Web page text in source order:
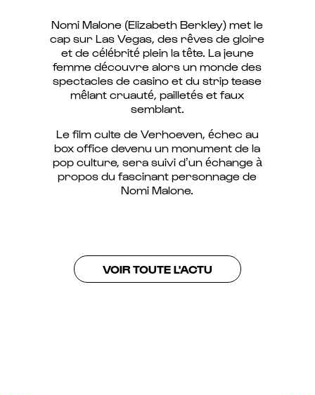
Nomi Malone (Elizabeth Berkley) met le
cap sur Las Vegas, des rêves de gloire
et de célébrité plein la tête. La jeune
femme découvre alors un monde des
spectacles de casino et du strip tease
mêlant cruauté, pailletés et faux
semblant.
Le film culte de Verhoeven, échec au
box office devenu un monument de la
pop culture, sera suivi d’un échange à
propos du fascinant personnage de
Nomi Malone.
VOIR TOUTE L'ACTU